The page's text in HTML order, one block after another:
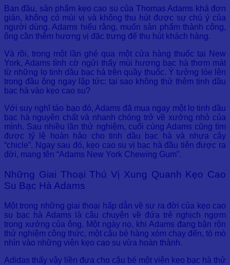
Ban đầu, sản phẩm kẹo cao su của Thomas Adams khá đơn
giản, không có mùi vị và không thu hút được sự chú ý của
người dùng. Adams hiểu rằng, muốn sản phẩm thành công,
ông cần thêm hương vị đặc trưng để thu hút khách hàng.
Và rồi, trong một lần ghé qua một cửa hàng thuốc tại New
York, Adams tình cờ ngửi thấy mùi hương bạc hà thơm mát
từ những lọ tinh dầu bạc hà trên quầy thuốc. Ý tưởng lóe lên
trong đầu ông ngay lập tức: tại sao không thử thêm tinh dầu
bạc hà vào kẹo cao su?
Với suy nghĩ táo bạo đó, Adams đã mua ngay một lọ tinh dầu
bạc hà nguyên chất và nhanh chóng trở về xưởng nhỏ của
mình. Sau nhiều lần thử nghiệm, cuối cùng Adams cũng tìm
được tỷ lệ hoàn hảo cho tinh dầu bạc hà và nhựa cây
“chicle”. Ngay sau đó, kẹo cao su vị bạc hà đầu tiên được ra
đời, mang tên “Adams New York Chewing Gum”.
Những Giai Thoại Thú Vị Xung Quanh Kẹo Cao
Su Bạc Hà Adams
Một trong những giai thoại hấp dẫn về sự ra đời của kẹo cao
su bạc hà Adams là câu chuyện về đứa trẻ nghịch ngợm
trong xưởng của ông. Một ngày nọ, khi Adams đang bận rộn
thử nghiệm công thức, một cậu bé hàng xóm chạy đến, tò mò
nhìn vào những viên kẹo cao su vừa hoàn thành.
Adidas thấy vậy liền đưa cho cậu bé một viên kẹo bạc hà thử